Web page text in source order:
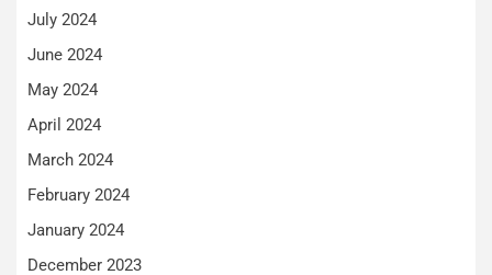
July 2024
June 2024
May 2024
April 2024
March 2024
February 2024
January 2024
December 2023